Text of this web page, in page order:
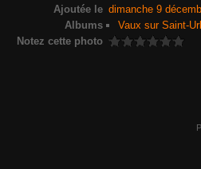
Ajoutée le dimanche 9
Albums
Vaux sur Saint-
Notez cette photo